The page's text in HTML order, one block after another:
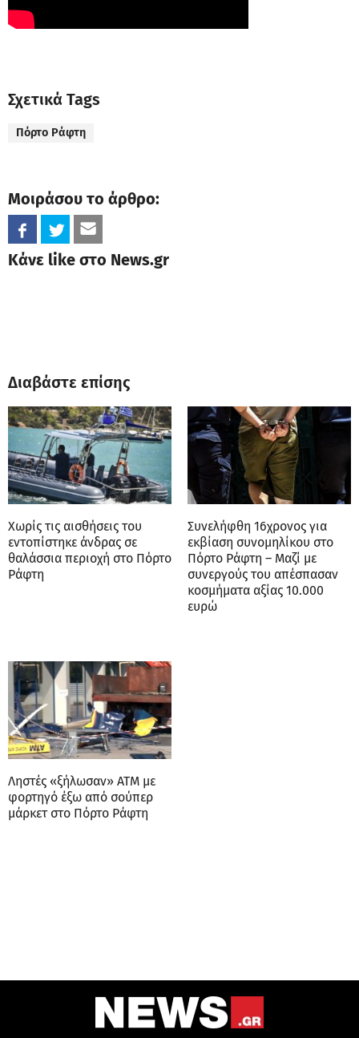
Σχετικά Tags
Πόρτο Ράφτη
Μοιράσου το άρθρο:
Κάνε like στο News.gr
Διαβάστε επίσης
Χωρίς τις αισθήσεις του
εντοπίστηκε άνδρας σε
θαλάσσια περιοχή στο Πόρτο
Ράφτη
Συνελήφθη 16χρονος για
εκβίαση συνομηλίκου στο
Πόρτο Ράφτη – Μαζί με
συνεργούς του απέσπασαν
κοσμήματα αξίας 10.000
ευρώ
Ληστές «ξήλωσαν» ΑΤΜ με
φορτηγό έξω από σούπερ
μάρκετ στο Πόρτο Ράφτη